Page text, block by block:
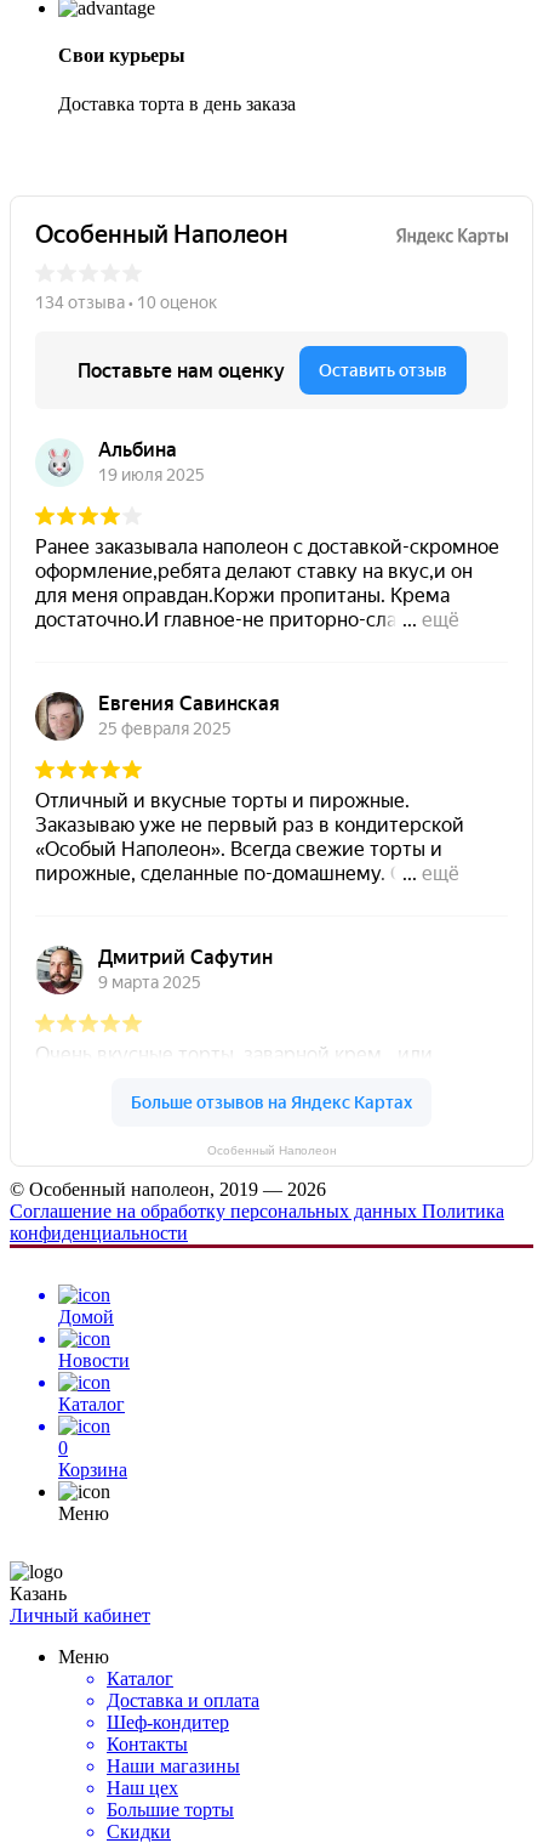
Свои курьеры
Доставка торта в день заказа
Особенный Наполеон
© Особенный наполеон, 2019 — 2026
Соглашение на обработку персональных данных Политика
конфиденциальности
Домой
Новости
Каталог
0
Корзина
Меню
Казань
Личный кабинет
Меню
Каталог
Доставка и оплата
Шеф-кондитер
Контакты
Наши магазины
Наш цех
Большие торты
Скидки